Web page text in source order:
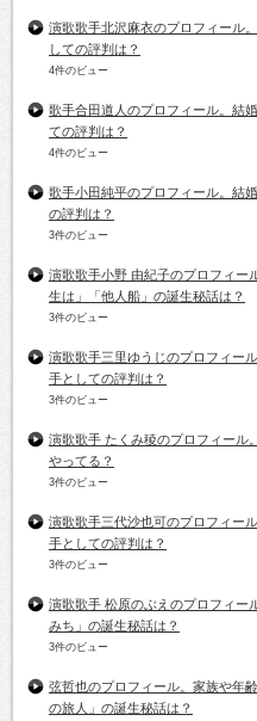
演歌歌手北沢麻衣のプロフィール
しての評判は？
4件のビュー
歌手合田道人のプロフィール。結
ての評判は？
4件のビュー
歌手小田純平のプロフィール。結
の評判は？
3件のビュー
演歌歌手小野 由紀子のプロフィー
生は」「他人船」の誕生秘話は？
3件のビュー
演歌歌手三里ゆうじのプロフィー
手としての評判は？
3件のビュー
演歌歌手 たくみ稜のプロフィール
やってる？
3件のビュー
演歌歌手三代沙也可のプロフィー
手としての評判は？
3件のビュー
演歌歌手 松原のぶえのプロフィー
みち」の誕生秘話は？
3件のビュー
弦哲也のプロフィール。家族や年
の旅人」の誕生秘話は？